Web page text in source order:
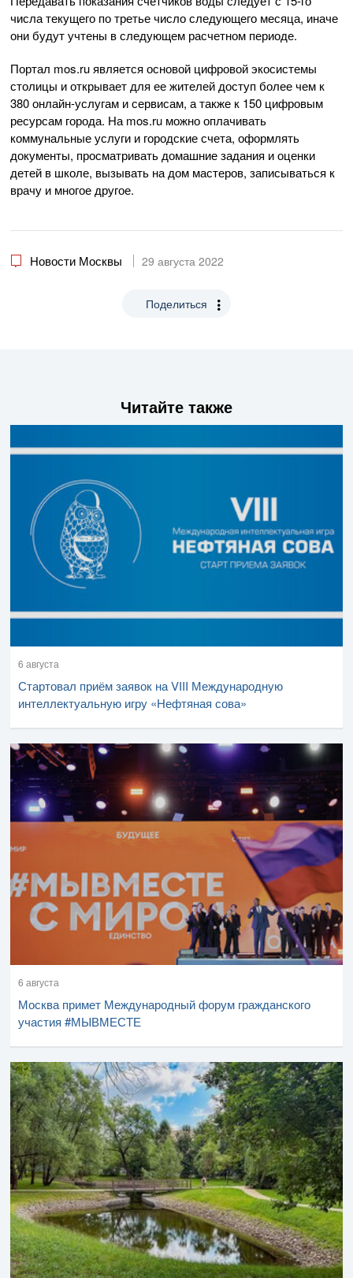
числа текущего по третье число следующего месяца, иначе
они будут учтены в следующем расчетном периоде.
Портал mos.ru является основой цифровой экосистемы
столицы и открывает для ее жителей доступ более чем к
380 онлайн-услугам и сервисам, а также к 150 цифровым
ресурсам города. На mos.ru можно оплачивать
коммунальные услуги и городские счета, оформлять
документы, просматривать домашние задания и оценки
детей в школе, вызывать на дом мастеров, записываться к
врачу и многое другое.
Новости Москвы 29 августа 2022
Поделиться
Читайте также
6 августа
Стартовал приём заявок на VIII Международную
интеллектуальную игру «Нефтяная сова»
6 августа
Москва примет Международный форум гражданского
участия #МЫВМЕСТЕ